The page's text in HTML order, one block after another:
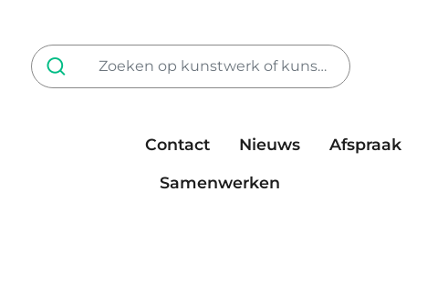
Contact Nieuws Afspraak
Samenwerken